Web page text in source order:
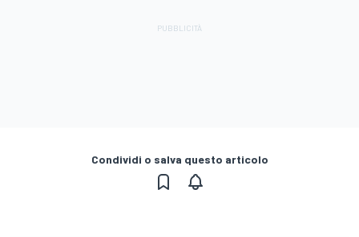
Condividi o salva questo articolo